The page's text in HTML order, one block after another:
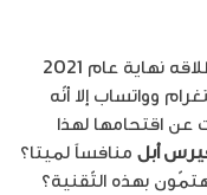
خفت بريق ميتافيرس منذ الإعلان عن إطلاقه نهاية عام 2021
وواتساب إلا أنّه
عن اقتحامها لهذا
أبل منافساً لميتا؟
بهذه التّقنية؟